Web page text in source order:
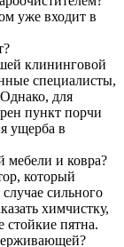
уже входит в
клининговой
специалисты,
для
пункт порчи
ущерба в
мебели и ковра?
который
сильного
химчистку,
стойкие пятна.